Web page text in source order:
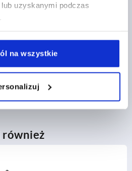
uzyskanymi podczas
na wszystkie